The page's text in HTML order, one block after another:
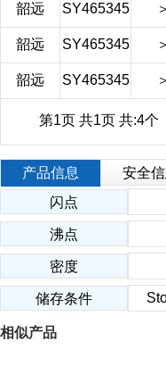
韶远 SY465345
韶远 SY465345
韶远 SY465345
第1页 共1页 共:4个
产品信息 安全
闪点
沸点
密度
储存条件
相似产品